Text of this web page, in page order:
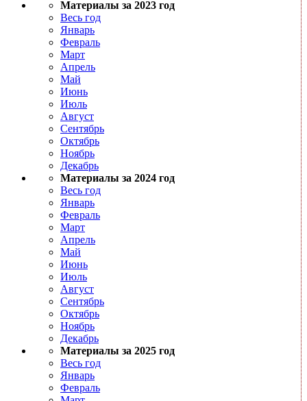
Материалы за 2023 год
Весь год
Январь
Февраль
Март
Апрель
Май
Июнь
Июль
Август
Сентябрь
Октябрь
Ноябрь
Декабрь
Материалы за 2024 год
Весь год
Январь
Февраль
Март
Апрель
Май
Июнь
Июль
Август
Сентябрь
Октябрь
Ноябрь
Декабрь
Материалы за 2025 год
Весь год
Январь
Февраль